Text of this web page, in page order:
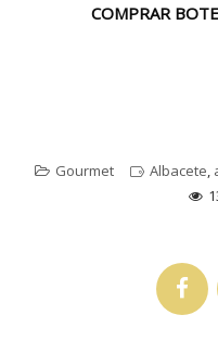
COMPRAR
Gourmet Albacete,